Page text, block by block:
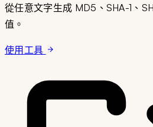
從任意文字生成 MD5、SHA-1、
值。
使用工具